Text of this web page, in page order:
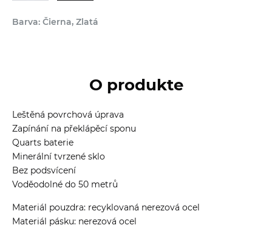
Barva: Čierna, Zlatá
O produkte
Leštěná povrchová úprava
Zapínání na překlápěcí sponu
Quarts baterie
Minerální tvrzené sklo
Bez podsvícení
Voděodolné do 50 metrů
Materiál pouzdra: recyklovaná nerezová ocel
Materiál pásku: nerezová ocel